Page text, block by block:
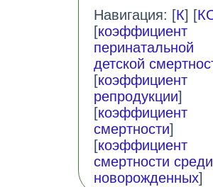
Навигация: [К] [
[коэффициент
перинатальной
детской
[коэффициент
репродукции]
[коэффициент
смертности]
[коэффициент
смертности среди
новорожденных]